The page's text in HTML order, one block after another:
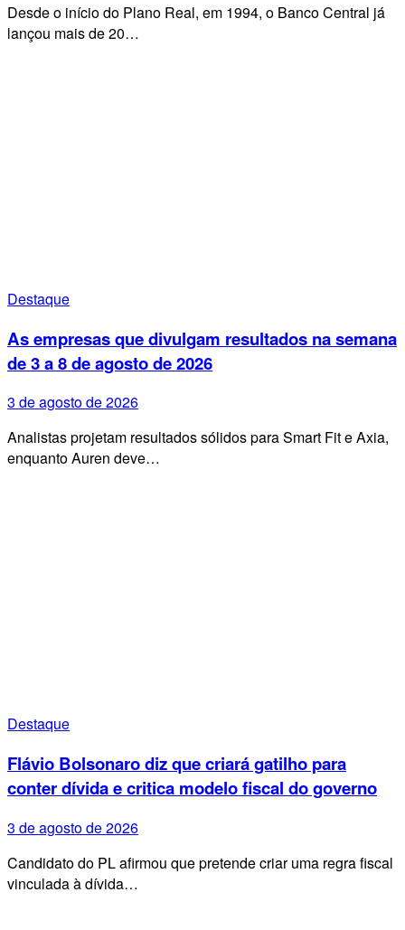
Desde o início do Plano Real, em 1994, o Banco Central já
lançou mais de 20…
Destaque
As empresas que divulgam resultados na semana
de 3 a 8 de agosto de 2026
3 de agosto de 2026
Analistas projetam resultados sólidos para Smart Fit e Axia,
enquanto Auren deve…
Destaque
Flávio Bolsonaro diz que criará gatilho para
conter dívida e critica modelo fiscal do governo
3 de agosto de 2026
Candidato do PL afirmou que pretende criar uma regra fiscal
vinculada à dívida…